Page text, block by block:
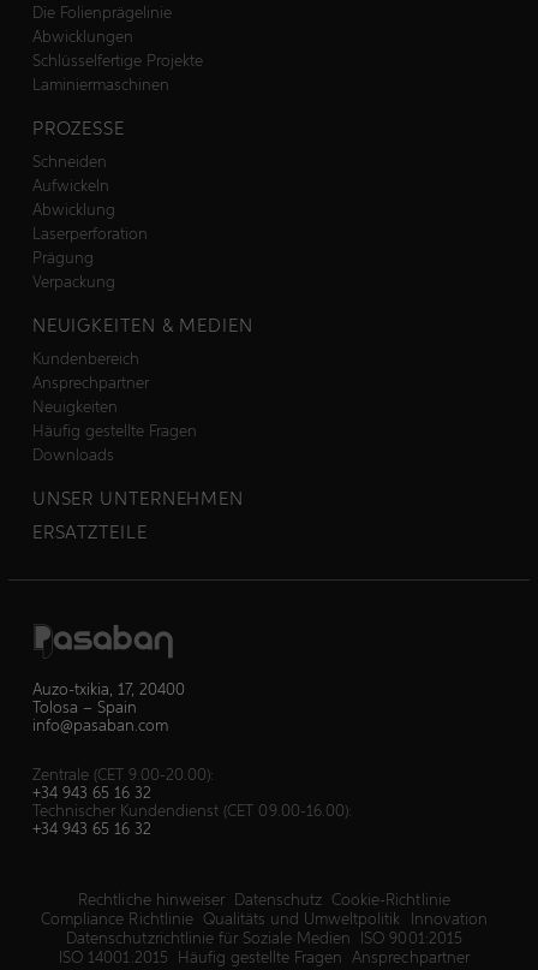
Die Folienprägelinie
Abwicklungen
Schlüsselfertige Projekte
Laminiermaschinen
PROZESSE
Schneiden
Aufwickeln
Abwicklung
Laserperforation
Prägung
Verpackung
NEUIGKEITEN & MEDIEN
Kundenbereich
Ansprechpartner
Neuigkeiten
Häufig gestellte Fragen
Downloads
UNSER UNTERNEHMEN
ERSATZTEILE
Auzo-txikia, 17, 20400
Tolosa – Spain
info@pasaban.com
Zentrale (CET 9.00-20.00):
+34 943 65 16 32
Technischer Kundendienst (CET 09.00-16.00):
+34 943 65 16 32
Rechtliche hinweiser Datenschutz Cookie-Richtlinie
Compliance Richtlinie
Qualitäts und Umweltpolitik
Innovation
Datenschutzrichtlinie für Soziale Medien
ISO 9001:2015
ISO 14001:2015
Häufig gestellte Fragen Ansprechpartner